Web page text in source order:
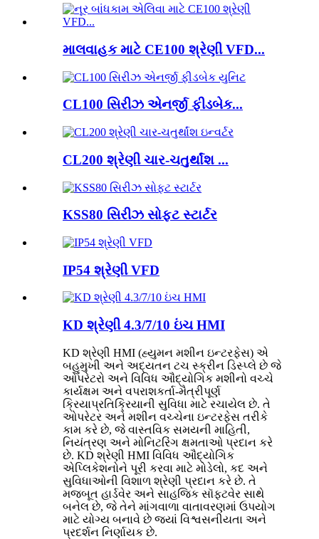
માલવાહક માટે CE100 શ્રેણી VFD...
CL100 સિરીઝ એનર્જી ફીડબેક...
CL200 શ્રેણી ચાર-ચતુર્થાંશ ...
KSS80 સિરીઝ સોફ્ટ સ્ટાર્ટર
IP54 શ્રેણી VFD
KD શ્રેણી 4.3/7/10 ઇંચ HMI
KD શ્રેણી HMI (હ્યુમન મશીન ઇન્ટરફેસ) એ
બહુમુખી અને અદ્યતન ટચ સ્ક્રીન ડિસ્પ્લે છે જે
ઓપરેટરો અને વિવિધ ઔદ્યોગિક મશીનો વચ્ચે
કાર્યક્ષમ અને વપરાશકર્તા-મૈત્રીપૂર્ણ
ક્રિયાપ્રતિક્રિયાની સુવિધા માટે રચાયેલ છે. તે
ઓપરેટર અને મશીન વચ્ચેના ઇન્ટરફેસ તરીકે
કામ કરે છે, જે વાસ્તવિક સમયની માહિતી,
નિયંત્રણ અને મોનિટરિંગ ક્ષમતાઓ પ્રદાન કરે
છે. KD શ્રેણી HMI વિવિધ ઔદ્યોગિક
એપ્લિકેશનોને પૂરી કરવા માટે મોડેલો, કદ અને
સુવિધાઓની વિશાળ શ્રેણી પ્રદાન કરે છે. તે
મજબૂત હાર્ડવેર અને સાહજિક સૉફ્ટવેર સાથે
બનેલ છે, જે તેને માંગવાળા વાતાવરણમાં ઉપયોગ
માટે યોગ્ય બનાવે છે જ્યાં વિશ્વસનીયતા અને
પ્રદર્શન નિર્ણાયક છે.